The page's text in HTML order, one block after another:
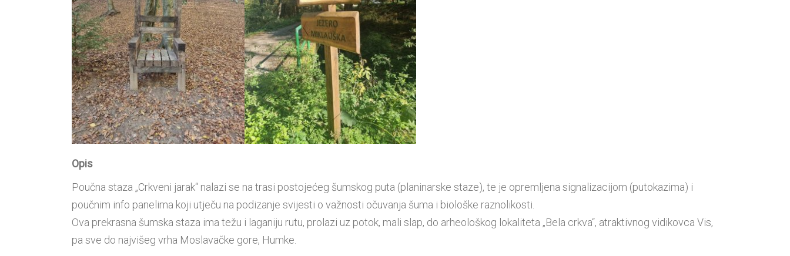
Opis
Poučna staza „Crkveni jarak“ nalazi se na trasi postojećeg šumskog puta (planinarske staze), te je opremljena signalizacijom (putokazima) i
poučnim info panelima koji utječu na podizanje svijesti o važnosti očuvanja šuma i biološke raznolikosti.
Ova prekrasna šumska staza ima težu i laganiju rutu, prolazi uz potok, mali slap, do arheološkog lokaliteta „Bela crkva“, atraktivnog vidikovca Vis,
pa sve do najvišeg vrha Moslavačke gore, Humke.